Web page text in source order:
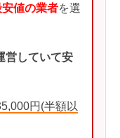
安値の業者を選
営していて安
円(半額以